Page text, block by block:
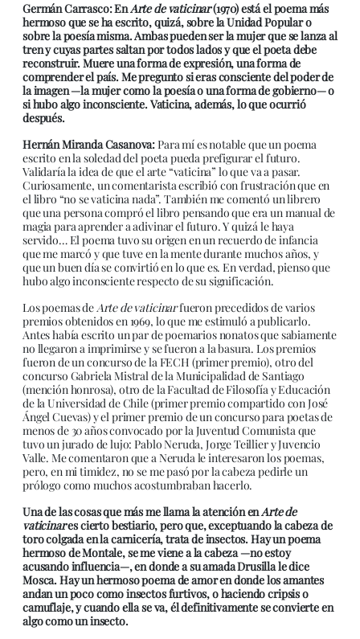
Germán Carrasco: EnArte de vaticinar(1970) está el poema más
hermoso que se ha escrito, quizá, sobre la Unidad Popular o
sobre la poesía misma. Ambas pueden ser la mujer que se lanza al
tren y cuyas partes saltan por todos lados y que el poeta debe
reconstruir. Muere una forma de expresión, una forma de
comprender el país. Me pregunto si eras consciente del poder de
la imagen —la mujer como la poesía o una forma de gobierno— o
si hubo algo inconsciente. Vaticina, además, lo que ocurrió
después.
Hernán Miranda Casanova:Para mí es notable que un poema
escrito en la soledad del poeta pueda prefigurar el futuro.
Validaría la idea de que el arte “vaticina” lo que va a pasar.
Curiosamente, un comentarista escribió con frustración que en
el libro “no se vaticina nada”. También me comentó un librero
que una persona compró el libro pensando que era un manual de
magia para aprender a adivinar el futuro. Y quizá le haya
servido… El poema tuvo su origen en un recuerdo de infancia
que me marcó y que tuve en la mente durante muchos años, y
que un buen día se convirtió en lo que es. En verdad, pienso que
hubo algo inconsciente respecto de su significación.
Los poemas deArte de vaticinarfueron precedidos de varios
premios obtenidos en 1969, lo que me estimuló a publicarlo.
Antes había escrito un par de poemarios nonatos que sabiamente
no llegaron a imprimirse y se fueron a la basura. Los premios
fueron de un concurso de la FECH (primer premio), otro del
concurso Gabriela Mistral de la Municipalidad de Santiago
(mención honrosa), otro de la Facultad de Filosofía y Educación
de la Universidad de Chile (primer premio compartido con José
Ángel Cuevas) y el primer premio de un concurso para poetas de
menos de 30 años convocado por la Juventud Comunista que
tuvo un jurado de lujo: Pablo Neruda, Jorge Teillier y Juvencio
Valle. Me comentaron que a Neruda le interesaron los poemas,
pero, en mi timidez, no se me pasó por la cabeza pedirle un
prólogo como muchos acostumbraban hacerlo.
Una de las cosas que más me llama la atención enArte de
vaticinares cierto bestiario, pero que, exceptuando la cabeza de
toro colgada en la carnicería, trata de insectos. Hay un poema
hermoso de Montale, se me viene a la cabeza —no estoy
acusando influencia—, en donde a su amada Drusilla le dice
Mosca. Hay un hermoso poema de amor en donde los amantes
andan un poco como insectos furtivos, o haciendo cripsis o
camuflaje, y cuando ella se va, él definitivamente se convierte en
algo como un insecto.